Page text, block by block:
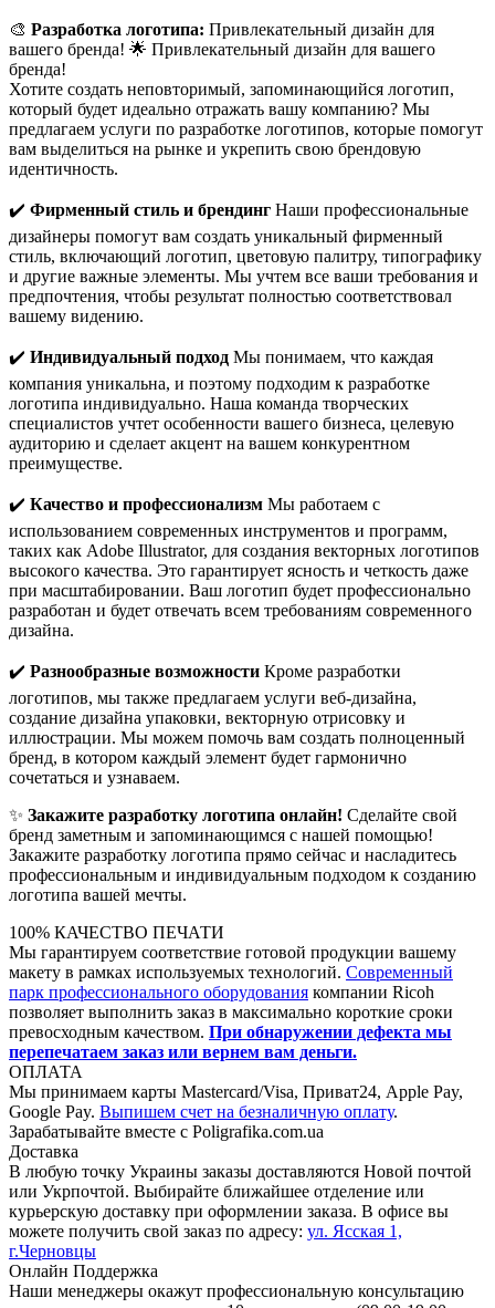
🎨 Разработка логотипа: Привлекательный дизайн для
вашего бренда! 🌟 Привлекательный дизайн для вашего
бренда!
Хотите создать неповторимый, запоминающийся логотип,
который будет идеально отражать вашу компанию? Мы
предлагаем услуги по разработке логотипов, которые помогут
вам выделиться на рынке и укрепить свою брендовую
идентичность.
✔️ Фирменный стиль и брендинг Наши профессиональные
дизайнеры помогут вам создать уникальный фирменный
стиль, включающий логотип, цветовую палитру, типографику
и другие важные элементы. Мы учтем все ваши требования и
предпочтения, чтобы результат полностью соответствовал
вашему видению.
✔️ Индивидуальный подход Мы понимаем, что каждая
компания уникальна, и поэтому подходим к разработке
логотипа индивидуально. Наша команда творческих
специалистов учтет особенности вашего бизнеса, целевую
аудиторию и сделает акцент на вашем конкурентном
преимуществе.
✔️ Качество и профессионализм Мы работаем с
использованием современных инструментов и программ,
таких как Adobe Illustrator, для создания векторных логотипов
высокого качества. Это гарантирует ясность и четкость даже
при масштабировании. Ваш логотип будет профессионально
разработан и будет отвечать всем требованиям современного
дизайна.
✔️ Разнообразные возможности Кроме разработки
логотипов, мы также предлагаем услуги веб-дизайна,
создание дизайна упаковки, векторную отрисовку и
иллюстрации. Мы можем помочь вам создать полноценный
бренд, в котором каждый элемент будет гармонично
сочетаться и узнаваем.
✨ Закажите разработку логотипа онлайн! Сделайте свой
бренд заметным и запоминающимся с нашей помощью!
Закажите разработку логотипа прямо сейчас и насладитесь
профессиональным и индивидуальным подходом к созданию
логотипа вашей мечты.
100% КАЧЕСТВО ПЕЧАТИ
Мы гарантируем соответствие готовой продукции вашему
макету в рамках используемых технологий. Современный
парк профессионального оборудования компании Ricoh
позволяет выполнить заказ в максимально короткие сроки
превосходным качеством. При обнаружении дефекта мы
перепечатаем заказ или вернем вам деньги.
ОПЛАТА
Мы принимаем карты Mastercard/Visa, Приват24, Apple Pay,
Google Pay. Выпишем счет на безналичную оплату.
Зарабатывайте вместе с Poligrafika.com.ua
Доставка
В любую точку Украины заказы доставляются Новой почтой
или Укрпочтой. Выбирайте ближайшее отделение или
курьерскую доставку при оформлении заказа. В офисе вы
можете получить свой заказ по адресу: ул. Ясcкая 1,
г.Черновцы
Онлайн Поддержка
Наши менеджеры окажут профессиональную консультацию